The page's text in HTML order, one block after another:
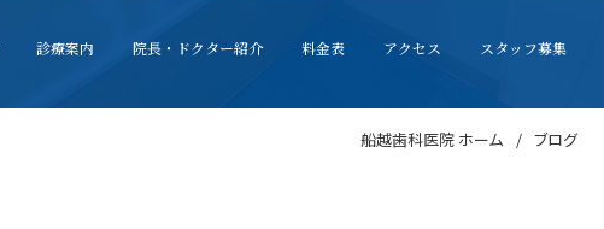
診療案内 院長・ドクター紹介 料金表 アクセス スタッフ募集
船越歯科医院 ホーム ブログ